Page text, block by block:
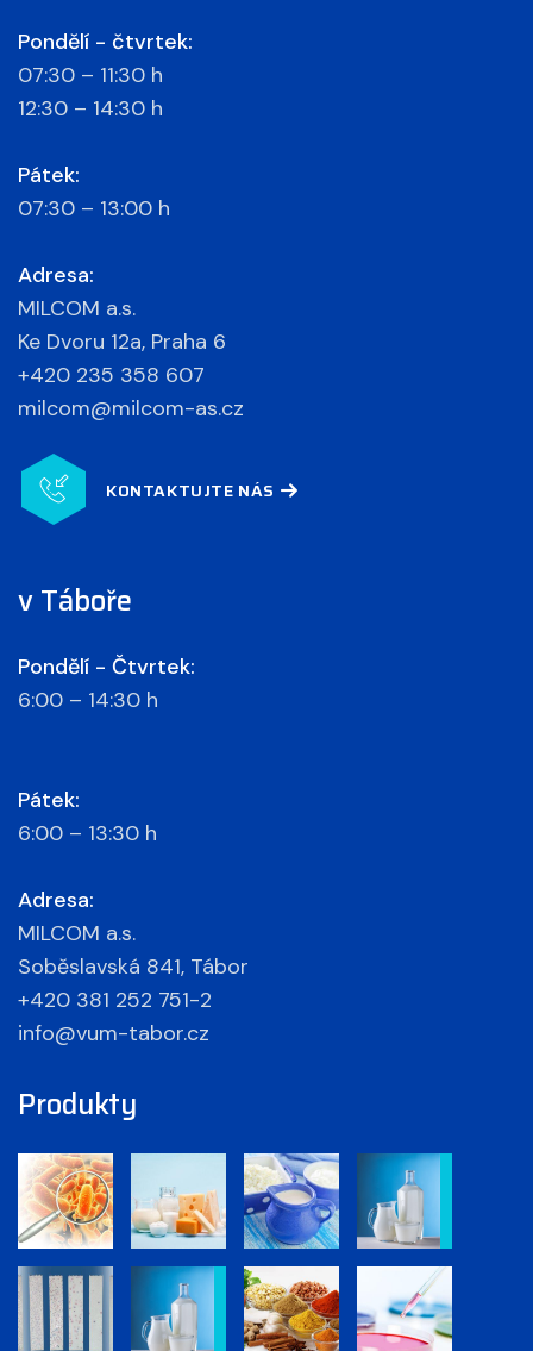
Pondělí - čtvrtek:
07:30 – 11:30 h
12:30 – 14:30 h
Pátek:
07:30 – 13:00 h
Adresa:
MILCOM a.s.
Ke Dvoru 12a, Praha 6
+420 235 358 607
milcom@milcom-as.cz
KONTAKTUJTE NÁS
v Táboře
Pondělí - Čtvrtek:
6:00 – 14:30 h
Pátek:
6:00 – 13:30 h
Adresa:
MILCOM a.s.
Soběslavská 841, Tábor
+420 381 252 751-2
info@vum-tabor.cz
Produkty